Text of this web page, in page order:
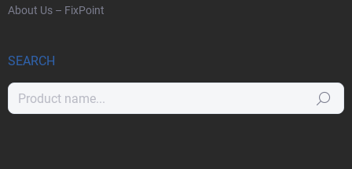
About Us – FixPoint
SEARCH
Search